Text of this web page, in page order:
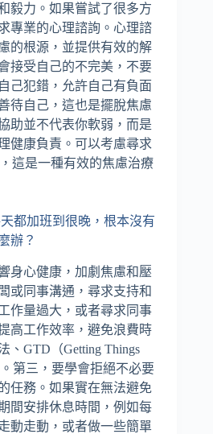
毅力。如果嘗試了很多方
專業的心理諮詢。心理諮
的根源，並提供有效的解
接受自己的不完美，不要
己犯錯，允許自己有負面
待自己，這也是擺脫焦慮
助並不代表你軟弱，而是
健康負責。可以考慮尋求
，這是一種有效的焦慮治療
都加班到很晚，根本沒有
辦？
身心健康，加劇焦慮和壓
或同事溝通，尋求支持和
作量過大，或者尋求同事
高工作效率，避免浪費時
、GTD（Getting Things
第三，要學會拒絕不必要
任務。如果實在無法避免
間安排休息時間，例如每
動走動，或者做一些簡單